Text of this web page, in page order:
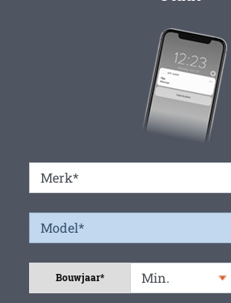
Bouwjaar*